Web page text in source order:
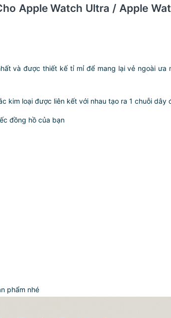
Apple Watch Ultra / Apple
và được thiết kế tỉ mỉ để mang lại vẻ ngoài
kim loại được liên kết với nhau tạo ra 1 chuỗi
đồng hồ của bạn
phẩm nhé